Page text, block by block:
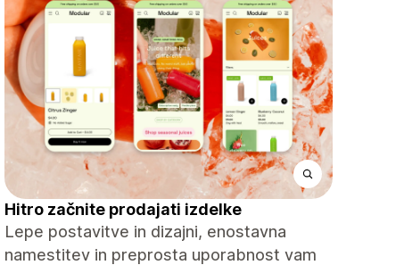
Hitro začnite prodajati izdelke
Lepe postavitve in dizajni, enostavna
namestitev in preprosta uporabnost vam